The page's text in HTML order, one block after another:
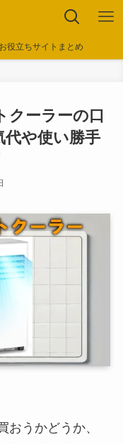
お役立ちサイトまとめ
クーラーの口
代や使い勝手
おうかどうか、